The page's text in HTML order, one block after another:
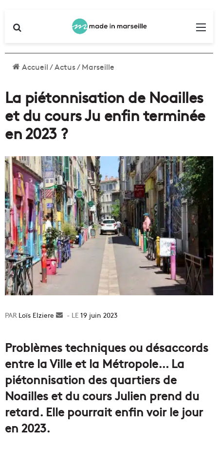
Accueil/Actus/Marseille
La piétonnisation de Noailles
et du cours Ju enfin terminée
en 2023 ?
Loïs Elziere
Envoyer19 juin 2023
Problèmes techniques ou désaccords
entre la Ville et la Métropole… La
piétonnisation des quartiers de
Noailles et du cours Julien prend du
retard. Elle pourrait enfin voir le jour
en 2023.